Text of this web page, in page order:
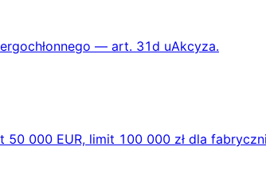
— art. 31d uAkcyza.
000 EUR, limit 100 000 zł dla